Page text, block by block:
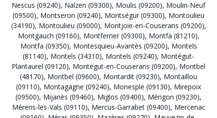
Nescus (09240), Nalzen (09300), Moulis (09200), Moulin-Neuf
(09500), Montseron (09240), Montségur (09300), Montoulieu
(34190), Montoulieu (09000), Montjoie-en-Couserans (09200),
Montgauch (09160), Montferrier (09300), Montfa (81210),
Montfa (09350), Montesquieu-Avantès (09200), Montels
(81140), Montels (34310), Montels (09240), Montégut-
Plantaurel (09120), Montégut-en-Couserans (09200), Montbel
(48170), Montbel (09600), Montardit (09230), Montaillou
(09110), Montagagne (09240), Monesple (09130), Mirepoix
(09500), Mijanès (09460), Miglos (09400), Mérigon (09230),
Mérens-les-Vals (09110), Mercus-Garrabet (09400), Mercenac